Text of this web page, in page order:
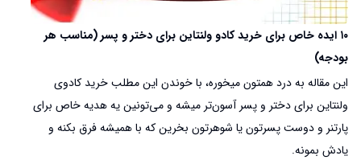
۱۰ ایده خاص برای خرید کادو ولنتاین برای دختر و پسر (مناسب هر
بودجه)
این مقاله به درد همتون میخوره، با خوندن این مطلب خرید کادوی
ولنتاین برای دختر و پسر آسون‌تر میشه و می‌تونین یه هدیه خاص برای
پارتنر و دوست پسرتون یا شوهرتون بخرین که با همیشه فرق بکنه و
یادش بمونه.